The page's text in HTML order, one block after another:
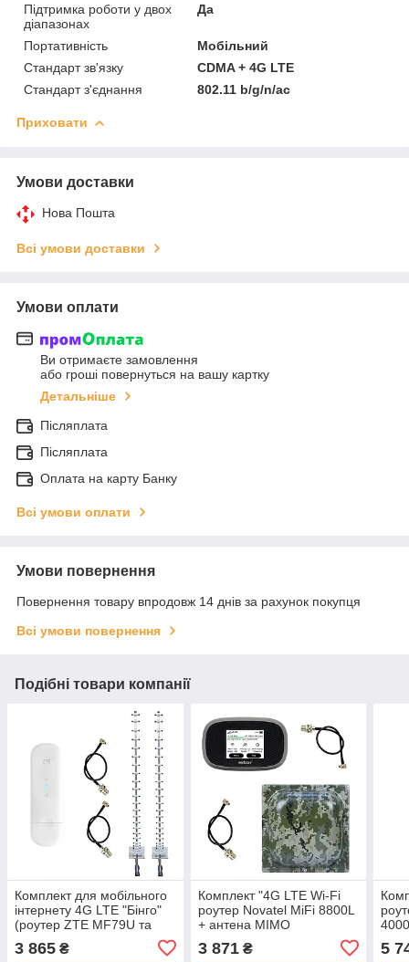
Підтримка роботи у двох
діапазонах
Да
Портативність
Мобільний
Стандарт зв'язку
CDMA + 4G LTE
Стандарт з'єднання
802.11 b/g/n/ac
Приховати
Умови доставки
Нова Пошта
Всі умови доставки
Умови оплати
Ви отримаєте замовлення
або гроші повернуться на вашу картку
Детальніше
Післяплата
Післяплата
Оплата на карту Банку
Всі умови оплати
Умови повернення
Повернення товару впродовж 14 днів за рахунок покупця
Всі умови повернення
Подібні товари компанії
Комплект для мобільного
інтернету 4G LTE "Бінго"
(роутер ZTE MF79U та
3G/4G LTE антена Стріла
MARKETNET)
3 865 ₴
Комплект "4G LTE Wi-Fi
роутер Novatel MiFi 8800L
+ антена MIMO
Мілітарі"
3 871₴ 5